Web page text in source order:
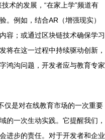
术的发展，“在家上学”频道有
。例如，结合AR（增强现实）
容；或通过区块链技术确保学习
将在这一过程中持续驱动创新，
鸿沟问题，开发者应与教育专家
仅是对在线教育市场的一次重要
的一次生动实践。它提醒我们，
进步的责任。对于开发者和企业